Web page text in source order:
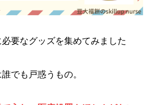
要なグッズを集めてみました
でも戸惑うもの。